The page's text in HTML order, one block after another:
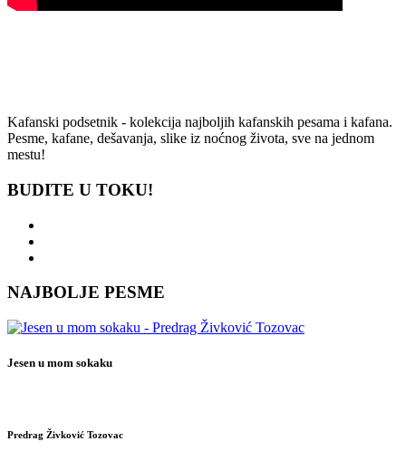
Kafanski podsetnik - kolekcija najboljih kafanskih pesama i kafana.
Pesme, kafane, dešavanja, slike iz noćnog života, sve na jednom
mestu!
BUDITE U TOKU!
NAJBOLJE PESME
Jesen u mom sokaku
Predrag Živković Tozovac